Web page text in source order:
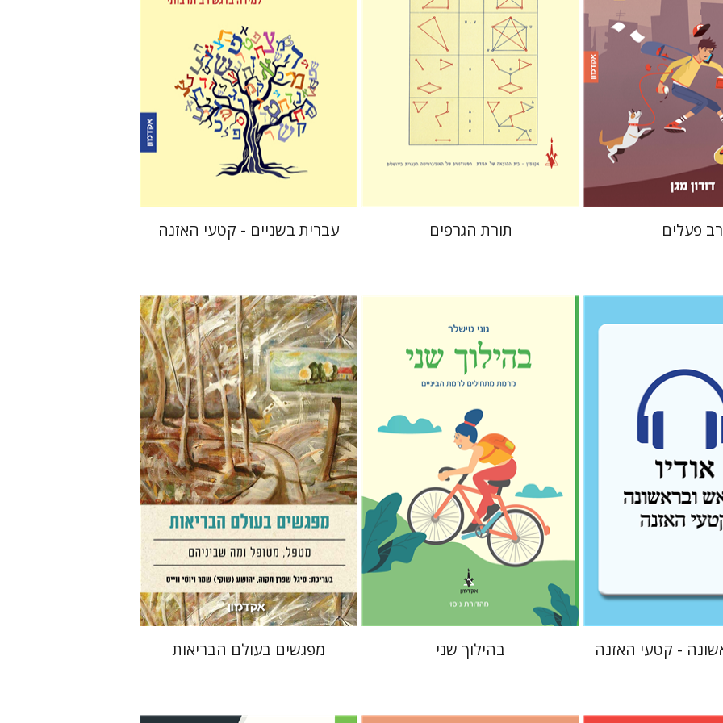
אתר ספר מודפס
$25
רב פעלים
הנחת אתר ספר מודפס
תורת הגרפים
$10
עברית בשניים - קטעי האזנה
ברק גוני טישלר
- קטעי האזנה
גוני טישלר
הנחת אתר ספר מודפס
$16
בהילוך שני
סיגל שפרן-תקוה
יהושע (שוקי)
שמר
יוסי ווייס
הנחת אתר ספר מודפס
$42
$38
מפגשים בעולם הבריאות